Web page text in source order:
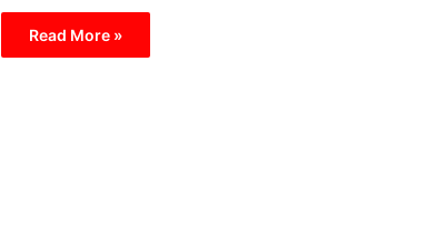
Read More »